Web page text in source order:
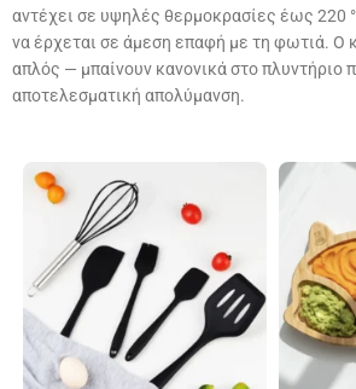
αντέχει σε υψηλές θερμοκρασίες έως 220
να έρχεται σε άμεση επαφή με τη φωτιά. Ο
απλός — μπαίνουν κανονικά στο πλυντήριο
αποτελεσματική απολύμανση.